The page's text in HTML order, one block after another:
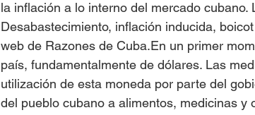
la inflación a lo interno del mercado
Desabastecimiento, inflación inducida,
web de Razones de Cuba.En un primer
país, fundamentalmente de dólares. Las
utilización de esta moneda por parte del
del pueblo cubano a alimentos, medicinas y